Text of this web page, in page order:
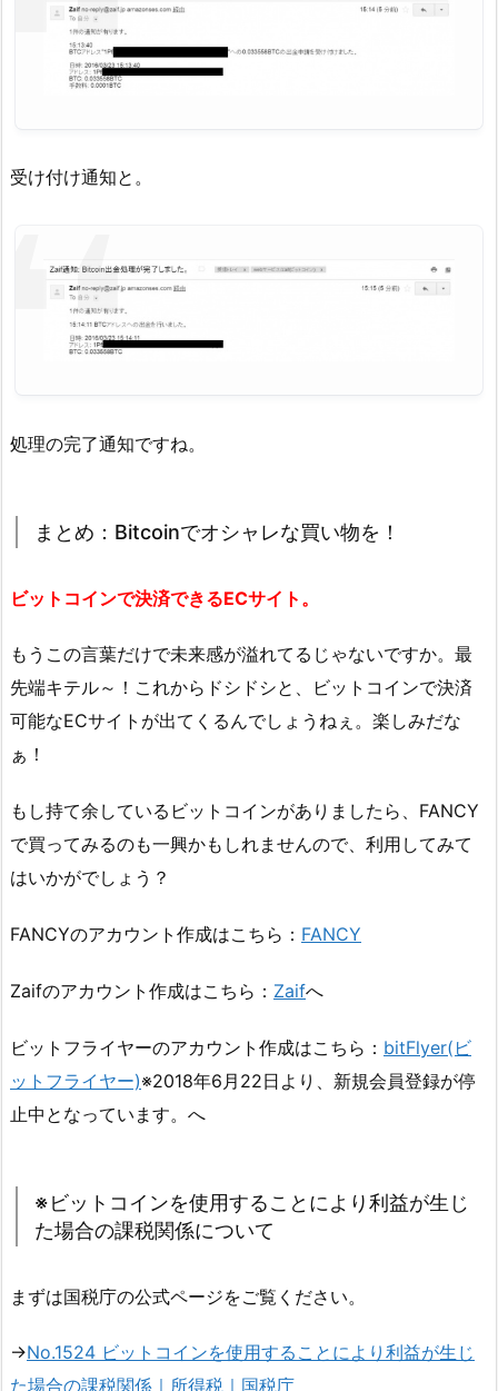
受け付け通知と。
処理の完了通知ですね。
まとめ：Bitcoinでオシャレな買い物を！
ビットコインで決済できるECサイト。
もうこの言葉だけで未来感が溢れてるじゃないですか。最
先端キテル～！これからドシドシと、ビットコインで決済
可能なECサイトが出てくるんでしょうねぇ。楽しみだな
ぁ！
もし持て余しているビットコインがありましたら、FANCY
で買ってみるのも一興かもしれませんので、利用してみて
はいかがでしょう？
FANCYのアカウント作成はこちら： FANCY
Zaifのアカウント作成はこちら： Zaifへ
ビットフライヤーのアカウント作成はこちら： bitFlyer(ビ
ットフライヤー)※2018年6月22日より、新規会員登録が停
止中となっています。へ
※ビットコインを使用することにより利益が生じ
た場合の課税関係について
まずは国税庁の公式ページをご覧ください。
→No.1524 ビットコインを使用することにより利益が生じ
た場合の課税関係｜所得税｜国税庁